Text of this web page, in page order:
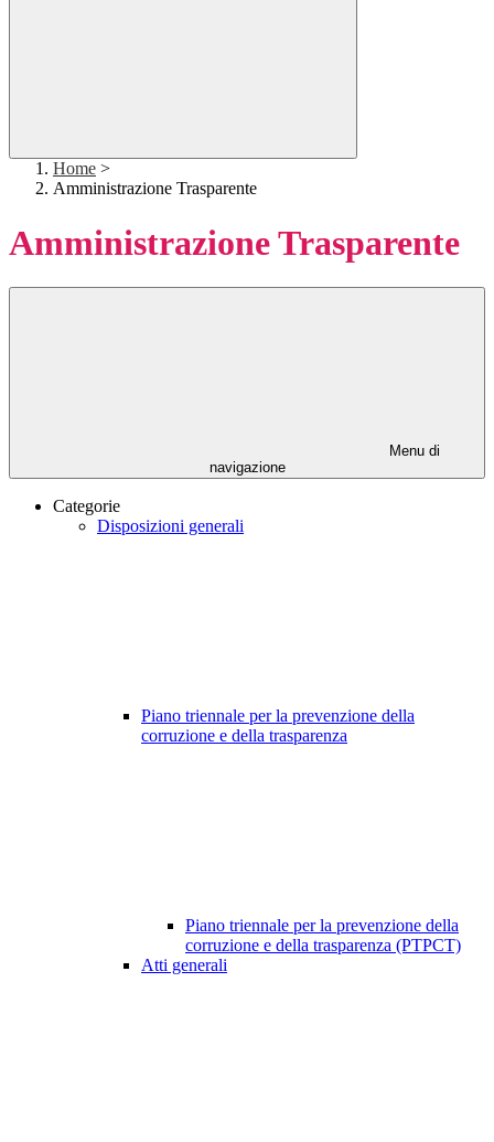
Home >
Amministrazione Trasparente
Amministrazione Trasparente
Menu di
navigazione
Categorie
Disposizioni generali
Piano triennale per la prevenzione della
corruzione e della trasparenza
Piano triennale per la prevenzione della
corruzione e della trasparenza (PTPCT)
Atti generali